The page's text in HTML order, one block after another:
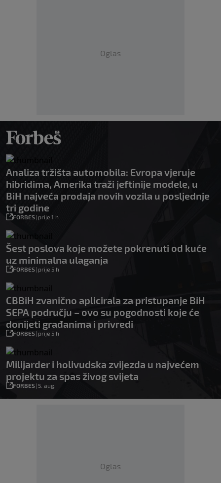
Oglas
Analiza tržišta automobila: Evropa vjeruje
hibridima, Amerika traži jeftinije modele, u
BiH najveća prodaja novih vozila u posljednje
tri godine
FORBES| prije 1 h
Šest poslova koje možete pokrenuti od kuće
uz minimalna ulaganja
FORBES| prije 5 h
CBBiH zvanično aplicirala za pristupanje BiH
SEPA području – ovo su pogodnosti koje će
donijeti građanima i privredi
FORBES| prije 5 h
Milijarder i holivudska zvijezda u najvećem
projektu za spas živog svijeta
FORBES| 5. aug.
Oglas